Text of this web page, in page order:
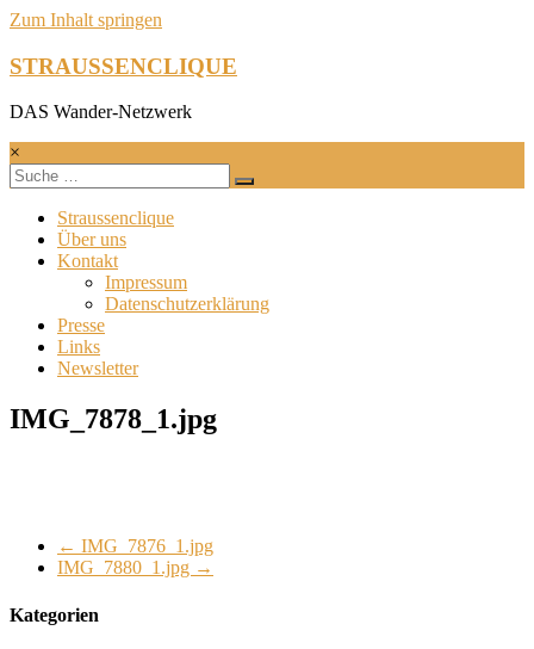
Zum Inhalt springen
STRAUSSENCLIQUE
DAS Wander-Netzwerk
×
Straussenclique
Über uns
Kontakt
Impressum
Datenschutzerklärung
Presse
Links
Newsletter
IMG_7878_1.jpg
← IMG_7876_1.jpg
IMG_7880_1.jpg →
Kategorien